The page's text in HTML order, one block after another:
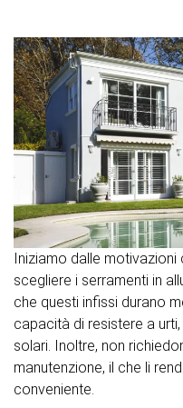
Iniziamo dalle
scegliere i serramenti in
che questi infissi durano
capacità di resistere a
solari. Inoltre, non
manutenzione, il che li
conveniente.